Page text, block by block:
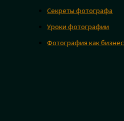
Секреты фотографа
Уроки фотографии
Фотография как бизнес